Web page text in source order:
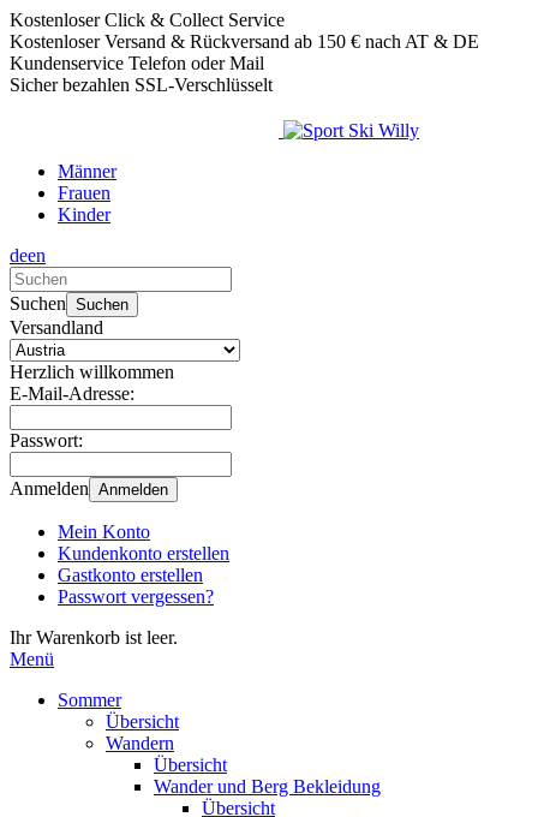
Kostenloser Click & Collect Service
Kostenloser Versand & Rückversand ab 150 € nach AT & DE
Kundenservice Telefon oder Mail
Sicher bezahlen SSL-Verschlüsselt
Männer
Frauen
Kinder
deen
die
nach
oben
unten,
um
das
können
Suchen Suchen
Versandland
Herzlich willkommen
E-Mail-Adresse:
Passwort:
Anmelden Anmelden
Mein Konto
Kundenkonto erstellen
Gastkonto erstellen
Passwort vergessen?
Ihr Warenkorb ist leer.
Menü
Sommer
Übersicht
Wandern
Übersicht
Wander und Berg Bekleidung
Übersicht